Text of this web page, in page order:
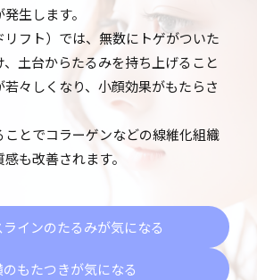
生します。
フト）では、無数にトゲがついた
土台からたるみを持ち上げること
々しくなり、小顔効果がもたらさ
ことでコラーゲンなどの線維化組織
も改善されます。
ラインのたるみが気になる
のもたつきが気になる